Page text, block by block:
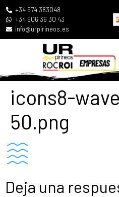
+34 974 383048
+34 606 36 30 43
info@urpirineos.es
icons8-
50.png
Deja una